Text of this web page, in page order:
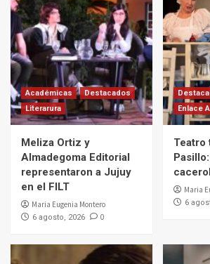
Académicas
Destacados
Literarura
Meliza Ortiz y
Almadegoma Editorial
representaron a Jujuy
en el FILT
Maria Eugenia Montero
6 agosto, 2026 0
Enlace
Teatro
Maria
6